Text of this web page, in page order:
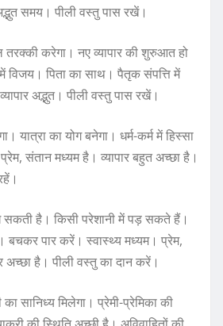
समय। पीली वस्तु पास रखें।
तरक्की करेगा। नए व्यापार की शुरुआत हो
विजय। पिता का साथ। पैतृक संपत्ति में
अद्भुत। पीली वस्तु पास रखें।
यात्रा का योग बनेगा। धर्म-कर्म में हिस्सा
संतान मध्यम है। व्यापार बहुत अच्छा है।
सकती है। किसी परेशानी में पड़ सकते हैं।
बचकर पार करें। स्वास्थ्य मध्यम। प्रेम,
अच्छा है। पीली वस्तु का दान करें।
सानिध्य मिलेगा। प्रेमी-प्रेमिका की